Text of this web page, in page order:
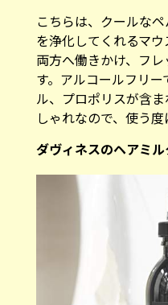
こちらは、クールな
を浄化してくれるマ
両方へ働きかけ、フ
す。アルコールフリ
ル、プロポリスが含
しゃれなので、使う度
ダヴィネスのヘアミル